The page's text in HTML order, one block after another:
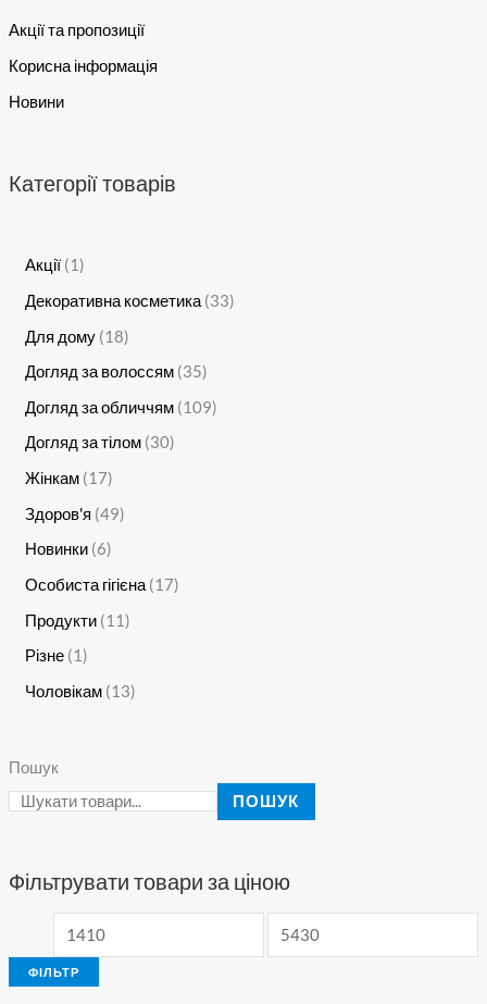
Акції та пропозиції
Корисна інформація
Новини
Категорії товарів
Акції 1
Декоративна косметика 33
Для дому 18
Догляд за волоссям 35
Догляд за обличчям 109
Догляд за тілом 30
Жінкам 17
Здоров'я 49
Новинки 6
Особиста гігієна 17
Продукти 11
Різне 1
Чоловікам 13
Пошук
ПОШУК
Фільтрувати товари за ціною
ФІЛЬТР